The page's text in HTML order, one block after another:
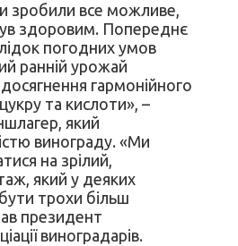
зробили все можливе,
здоровим. Попереднє
погодних умов
ранній урожай
гармонійного
та кислоти», –
який
винограду. «Ми
на зрілий,
який у деяких
трохи більш
президент
виноградарів.